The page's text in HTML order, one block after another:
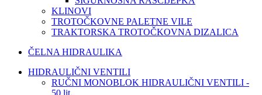
KLINOVI
TROTOČKOVNE PALETNE VILE
TRAKTORSKA TROTOČKOVNA DIZALICA
ČELNA HIDRAULIKA
HIDRAULIČNI VENTILI
RUČNI MONOBLOK HIDRAULIČNI VENTILI -
50 lit.